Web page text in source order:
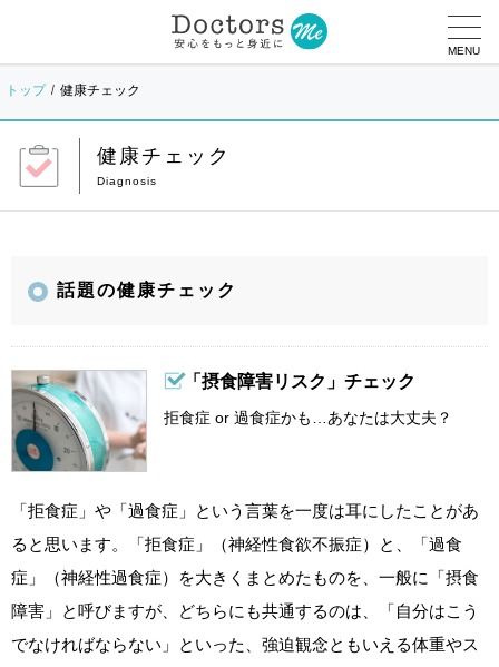
MENU
トップ 健康チェック
健康チェック
話題の健康チェック
「摂食障害リスク」チェック
拒食症 or 過食症かも…あなたは大丈夫？
「拒食症」や「過食症」という言葉を一度は耳にしたことがあ
ると思います。「拒食症」（神経性食欲不振症）と、「過食
症」（神経性過食症）を大きくまとめたものを、一般に「摂食
障害」と呼びますが、どちらにも共通するのは、「自分はこう
でなければならない」といった、強迫観念ともいえる体重やス